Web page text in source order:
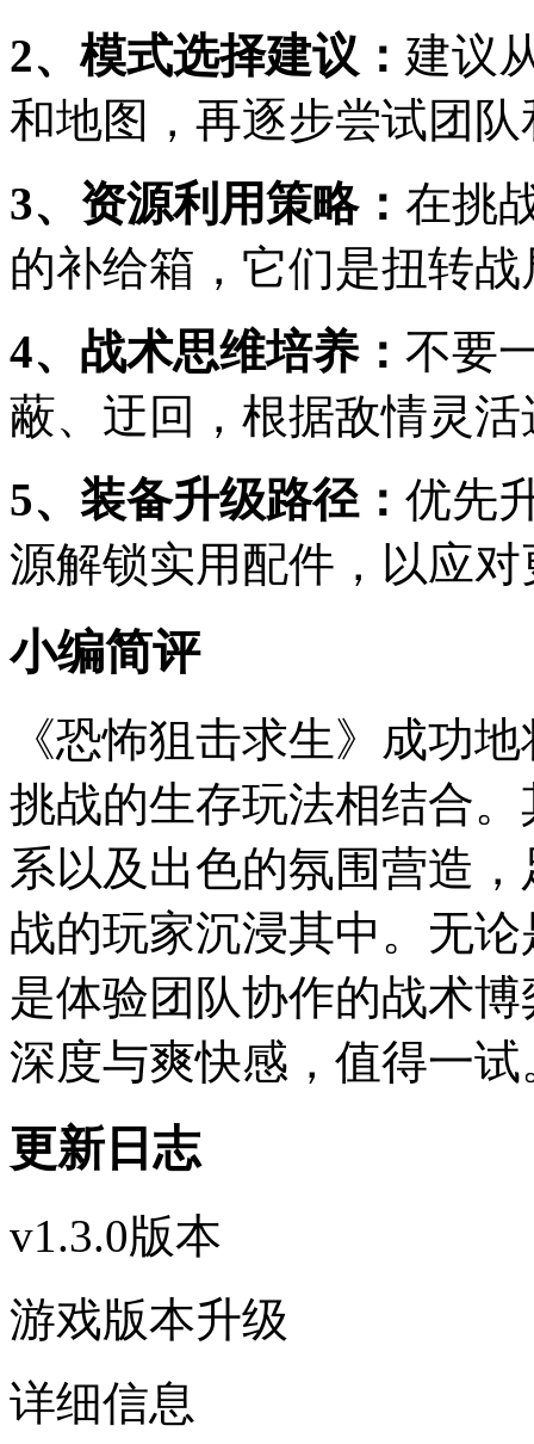
2、模式选择建议： 建议
和地图，再逐步尝试团
3、资源利用策略： 在挑
的补给箱，它们是扭转
4、战术思维培养： 不要
蔽、迂回，根据敌情灵
5、装备升级路径： 优先
源解锁实用配件，以应
小编简评
《恐怖狙击求生》成功
挑战的生存玩法相结合
系以及出色的氛围营造
战的玩家沉浸其中。无
是体验团队协作的战术
深度与爽快感，值得一试
更新日志
v1.3.0版本
游戏版本升级
详细信息